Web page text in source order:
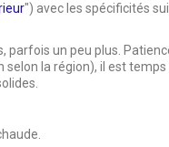
") avec les spécificités
parfois un peu plus.
la région), il est